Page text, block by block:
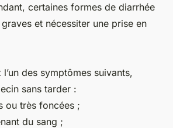
certaines formes de diarrhée
et nécessiter une prise en
des symptômes suivants,
sans tarder :
ou très foncées ;
du sang ;